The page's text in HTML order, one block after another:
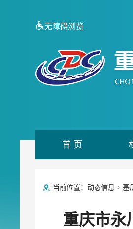
无障碍浏览
首 页
当前位置： 动态信息 > 基
重庆市永